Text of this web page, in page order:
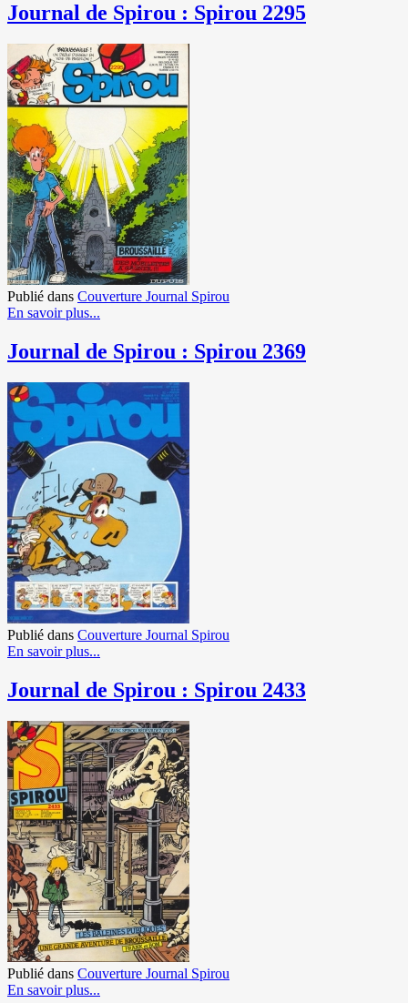
Journal de Spirou : Spirou 2295
Publié dans Couverture Journal Spirou
En savoir plus...
Journal de Spirou : Spirou 2369
Publié dans Couverture Journal Spirou
En savoir plus...
Journal de Spirou : Spirou 2433
Publié dans Couverture Journal Spirou
En savoir plus...